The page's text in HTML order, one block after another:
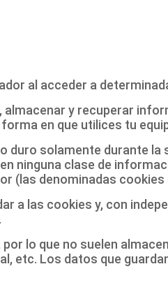
al acceder a
y recuperar
en que utilices tu
duro solamente durante
ninguna clase de
(las denominadas cookies
a las cookies y, con
por lo que no suelen
etc. Los datos que